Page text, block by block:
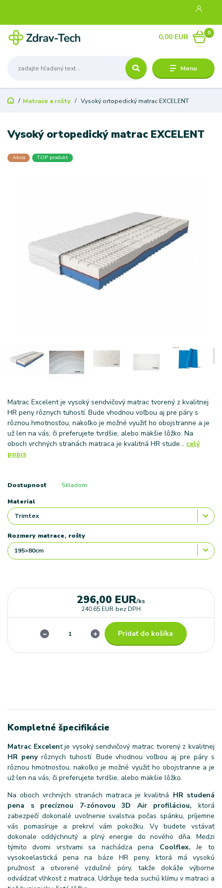
Menu
0
0,00 EUR
Matrace a rošty Vysoký ortopedický matrac EXCELENT
Vysoký ortopedický matrac EXCELENT
Akcia TOP produkt
Matrac Excelent je vysoký sendvičový matrac tvorený z kvalitnej
HR peny rôznych tuhostí. Bude vhodnou voľbou aj pre páry s
rôznou hmotnosťou, nakoľko je možné využiť ho obojstranne a je
už len na vás, či preferujete tvrdšie, alebo mäkšie lôžko. Na
oboch vrchných stranách matraca je kvalitná HR stude... celý
popis
Dostupnosť Skladom
Material
Rozmery matrace, rošty
296,00 EUR/ks
240,65 EUR bez DPH
Pridať do košíka
Kompletné špecifikácie
Matrac Excelent je vysoký sendvičový matrac tvorený z kvalitnej
HR penyrôznych tuhostí. Bude vhodnou voľbou aj pre páry s
rôznou hmotnosťou, nakoľko je možné využiť ho obojstranne a je
už len na vás, či preferujete tvrdšie, alebo mäkšie lôžko.
Na oboch vrchných stranách matraca je kvalitná HR studená
pena s precíznou 7-zónovou 3D Air profiláciou, ktorá
zabezpečí dokonalé uvoľnenie svalstva počas spánku, príjemne
vás pomasíruje a prekrví vám pokožku. Vy budete vstávať
dokonale oddýchnutý a plný energie do nového dňa. Medzi
týmito dvomi vrstvami sa nachádza pena Coolflex.Je to
vysokoelastická pena na báze HR peny, ktorá má vysokú
pružnosť a otvorené vzdušné póry, takže dokáže výborne
odvádzať vlhkosť z matraca. Udržuje teda suchú klímu v matraci a